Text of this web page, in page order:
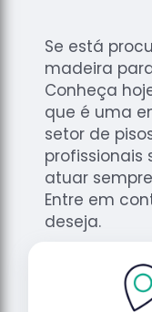
Se está
madeira
Conheça
que é uma
setor de
profissionais
atuar
Entre em
deseja.